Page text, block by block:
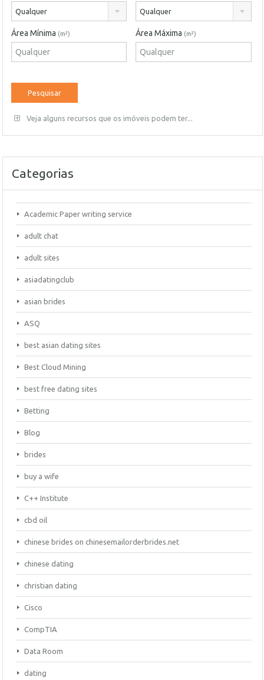
Qualquer Qualquer
Área Mínima (m²) Área Máxima (m²)
Veja alguns recursos que os imóveis podem ter...
Categorias
Academic Paper writing service
adult chat
adult sites
asiadatingclub
asian brides
ASQ
best asian dating sites
Best Cloud Mining
best free dating sites
Betting
Blog
brides
buy a wife
C++ Institute
cbd oil
chinese brides on chinesemailorderbrides.net
chinese dating
christian dating
Cisco
CompTIA
Data Room
dating